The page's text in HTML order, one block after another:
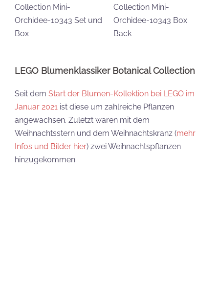
LEGO Blumenklassiker Botanical Collection
Seit dem Start der Blumen-Kollektion bei LEGO im
Januar 2021 ist diese um zahlreiche Pflanzen
angewachsen. Zuletzt waren mit dem
Weihnachtsstern und dem Weihnachtskranz (mehr
Infos und Bilder hier) zwei Weihnachtspflanzen
hinzugekommen.